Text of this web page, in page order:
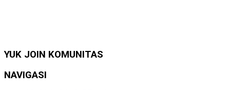
YUK JOIN KOMUNITAS
NAVIGASI